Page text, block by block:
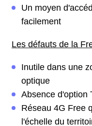
Un moyen
facilement
Les défauts de la
Inutile dans une
optique
Absence d'option
Réseau 4G Free
l'échelle du